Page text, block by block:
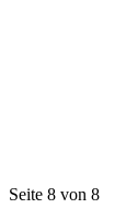
Seite 8 von 8